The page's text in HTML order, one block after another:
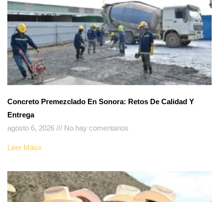
Concreto Premezclado En Sonora: Retos De Calidad Y
Entrega
agosto 6, 2026
No hay comentarios
Leer Más»